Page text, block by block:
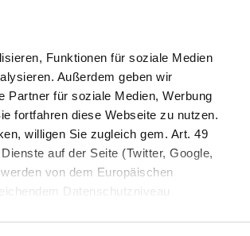
Funktionen für soziale Medien
Außerdem geben wir
Partner für soziale Medien, Werbung
fortfahren diese Webseite zu nutzen.
willigen Sie zugleich gem. Art. 49
auf der Seite (Twitter, Google,
von dem Europäischen
Datenschutzniveau